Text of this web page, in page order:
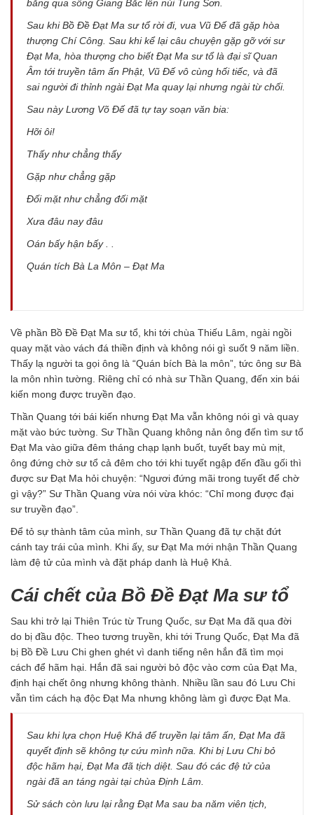
băng qua sông Giang Bắc lên núi Tung Sơn.
Sau khi Bồ Ðề Ðạt Ma sư tổ rời đi, vua Vũ Ðế đã gặp hòa
thượng Chí Công. Sau khi kể lại câu chuyện gặp gỡ với sư
Đạt Ma, hòa thượng cho biết Đạt Ma sư tổ là đại sĩ Quan
Âm tới truyền tâm ấn Phật, Vũ Ðế vô cùng hối tiếc, và đã
sai người đi thỉnh ngài Đạt Ma quay lại nhưng ngài từ chối.
Sau này Lương Võ Ðế đã tự tay soạn văn bia:
Hỡi ôi!
Thấy như chẳng thấy
Gặp như chẳng gặp
Ðối mặt như chẳng đối mặt
Xưa đâu nay đâu
Oán bấy hận bấy . .
Quán tích Bà La Môn – Đạt Ma
Về phần Bồ Đề Đạt Ma sư tổ, khi tới chùa Thiếu Lâm, ngài ngồi
quay mặt vào vách đá thiền định và không nói gì suốt 9 năm liền.
Thấy lạ người ta gọi ông là “Quán bích Bà la môn”, tức ông sư Bà
la môn nhìn tường. Riêng chỉ có nhà sư Thần Quang, đến xin bái
kiến mong được truyền đạo.
Thần Quang tới bái kiến nhưng Đạt Ma vẫn không nói gì và quay
mặt vào bức tường. Sư Thần Quang không nản ông đến tìm sư tổ
Đạt Ma vào giữa đêm tháng chạp lạnh buốt, tuyết bay mù mịt,
ông đứng chờ sư tổ cả đêm cho tới khi tuyết ngập đến đầu gối thì
được sư Đạt Ma hỏi chuyện: “Ngươi đứng mãi trong tuyết để chờ
gì vậy?” Sư Thần Quang vừa nói vừa khóc: “Chỉ mong được đại
sư truyền đạo”.
Để tỏ sự thành tâm của mình, sư Thần Quang đã tự chặt đứt
cánh tay trái của mình. Khi ấy, sư Đạt Ma mới nhận Thần Quang
làm đệ tử của mình và đặt pháp danh là Huệ Khả.
Cái chết của Bồ Đề Đạt Ma sư tổ
Sau khi trở lại Thiên Trúc từ Trung Quốc, sư Đạt Ma đã qua đời
do bị đầu độc. Theo tương truyền, khi tới Trung Quốc, Đạt Ma đã
bị Bồ Đề Lưu Chi ghen ghét vì danh tiếng nên hắn đã tìm mọi
cách để hãm hại. Hắn đã sai người bỏ độc vào cơm của Đạt Ma,
định hại chết ông nhưng không thành. Nhiều lần sau đó Lưu Chi
vẫn tìm cách hạ độc Đạt Ma nhưng không làm gì được Đạt Ma.
Sau khi lựa chọn Huệ Khả để truyền lại tâm ấn, Đạt Ma đã
quyết định sẽ không tự cứu mình nữa. Khi bị Lưu Chi bỏ
độc hãm hại, Đạt Ma đã tịch diệt. Sau đó các đệ tử của
ngài đã an táng ngài tại chùa Định Lâm.
Sử sách còn lưu lại rằng Đạt Ma sau ba năm viên tịch,